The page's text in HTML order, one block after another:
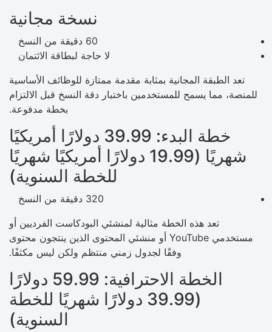
نسخة مجانية
60 دقيقة من النسخ
لا حاجة لبطاقة الائتمان
تعد الطبقة المجانية بمثابة مقدمة ممتازة للوظائف الأساسية
للمنصة، مما يسمح للمستخدمين باختبار دقة النسخ قبل الالتزام
بخطة مدفوعة.
خطة البدء: 39.99 دولارًا أمريكيًا
شهريًا (19.99 دولارًا أمريكيًا شهريًا
للخطة السنوية)
320 دقيقة من النسخ
تعد هذه الخطة مثالية لمنشئي البودكاست الفرديين أو
مستخدمي YouTube أو منشئي المحتوى الذين ينتجون محتوى
وفقًا لجدول زمني منتظم ولكن ليس مكثفًا.
الخطة الاحترافية: 59.99 دولارًا
(39.99 دولارًا شهريًا للخطة
السنوية)